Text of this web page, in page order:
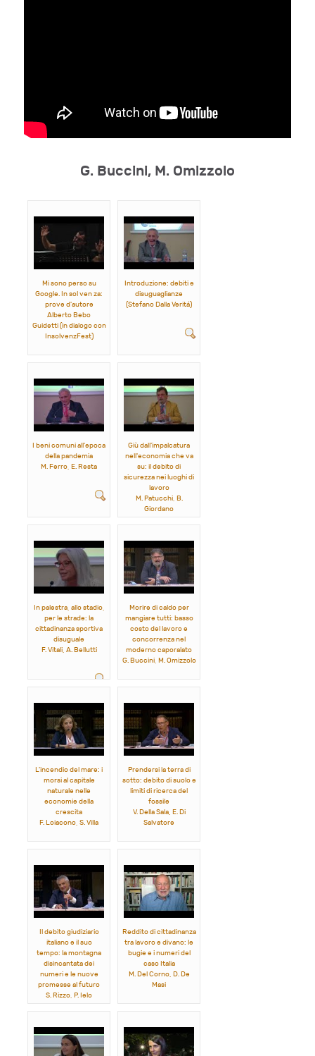
G. Buccini, M. Omizzolo
Mi sono perso su
Google. In sol ven za:
prove d'autore
Alberto Bebo
Guidetti (in dialogo con
InsolvenzFest)
Introduzione: debiti e
disuguaglianze
(Stefano Dalla Veritá)
I beni comuni all'epoca
della pandemia
M. Ferro, E. Resta
Giù dall'impalcatura
nell'economia che va
su: il debito di
sicurezza nei luoghi di
lavoro
M. Patucchi, B.
Giordano
In palestra, allo stadio,
per le strade: la
cittadinanza sportiva
disuguale
F. Vitali, A. Bellutti
Morire di caldo per
mangiare tutti: basso
costo del lavoro e
concorrenza nel
moderno caporalato
G. Buccini, M. Omizzolo
L'incendio del mare: i
morsi al capitale
naturale nelle
economie della
crescita
F. Loiacono, S. Villa
Prendersi la terra di
sotto: debito di suolo e
limiti di ricerca del
fossile
V. Della Sala, E. Di
Salvatore
Il debito giudiziario
italiano e il suo
tempo: la montagna
disincantata dei
numeri e le nuove
promesse al futuro
S. Rizzo, P. Ielo
Reddito di cittadinanza
tra lavoro e divano: le
bugie e i numeri del
caso Italia
M. Del Corno, D. De
Masi